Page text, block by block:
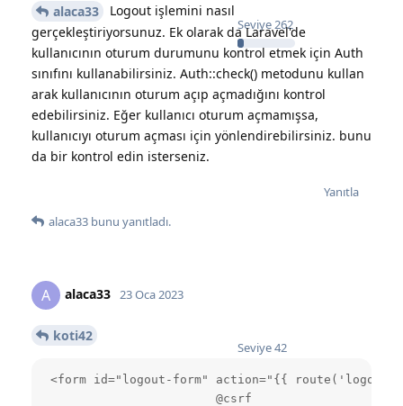
Seviye 262
alaca33
Logout işlemini nasıl
gerçekleştiriyorsunuz. Ek olarak da Laravel'de
kullanıcının oturum durumunu kontrol etmek için Auth
sınıfını kullanabilirsiniz. Auth::check() metodunu kullan
arak kullanıcının oturum açıp açmadığını kontrol
edebilirsiniz. Eğer kullanıcı oturum açmamışsa,
kullanıcıyı oturum açması için yönlendirebilirsiniz. bunu
da bir kontrol edin isterseniz.
Yanıtla
alaca33 bunu yanıtladı.
A alaca33
Seviye42
23 Oca 2023
koti42
<form id="logout-form" action="{{ route('logout')
                        @csrf